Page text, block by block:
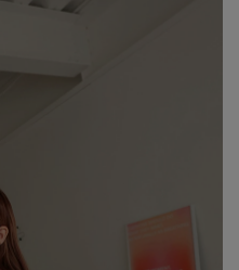
獨下水清洗，有助釋出多餘染
染色或產生移染情形。
因圖檔顏色會因個人電腦螢幕
色為準。